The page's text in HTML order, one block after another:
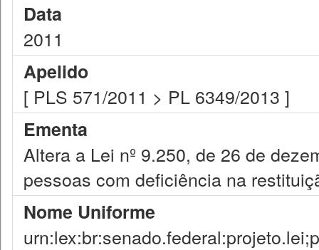
Data
2011
Apelido
[ PLS 571/2011 > PL 6349/2013 ]
Ementa
Altera a Lei nº 9.250, de 26 de
pessoas com deficiência na
Nome Uniforme